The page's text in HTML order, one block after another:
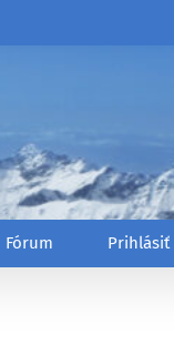
Fórum Prihlásiť